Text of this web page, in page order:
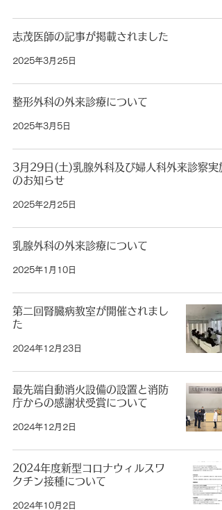
志茂医師の記事が掲載されました
2025年3月25日
整形外科の外来診療について
2025年3月5日
3月29日(土)乳腺外科及び婦人科外来診察実
のお知らせ
2025年2月25日
乳腺外科の外来診療について
2025年1月10日
第二回腎臓病教室が開催されまし
た
2024年12月23日
最先端自動消火設備の設置と消防
庁からの感謝状受賞について
2024年12月2日
2024年度新型コロナウィルスワ
クチン接種について
2024年10月2日